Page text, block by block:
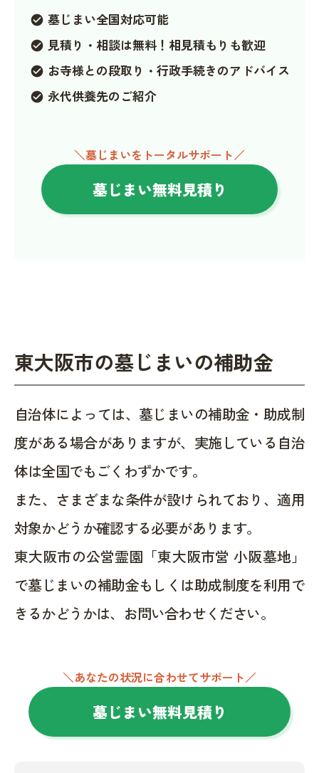
check_circle 墓じまい全国対応可能
check_circle 見積り・相談は無料！相見積もりも歓迎
check_circle お寺様との段取り・行政手続きのアドバイス
check_circle 永代供養先のご紹介
＼墓じまいをトータルサポート／
墓じまい無料見積り
東大阪市の墓じまいの補助金
自治体によっては、墓じまいの補助金・助成制
度がある場合がありますが、実施している自治
体は全国でもごくわずかです。
また、さまざまな条件が設けられており、適用
対象かどうか確認する必要があります。
東大阪市の公営霊園「東大阪市営 小阪墓地」
で墓じまいの補助金もしくは助成制度を利用で
きるかどうかは、お問い合わせください。
＼あなたの状況に合わせてサポート／
墓じまい無料見積り